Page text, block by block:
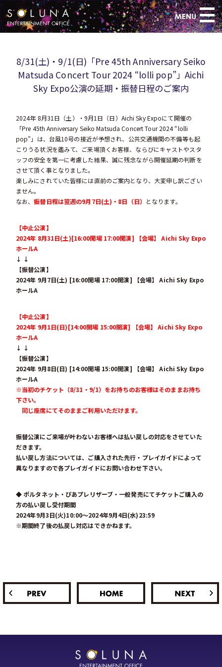
8/31(土)・9/1(日)「Pre 45th Anniversary Seiko
Matsuda Concert Tour 2024 “lolli pop”」Aichi
Sky Expo公演の延期・振替日程のご案内
2024年 8月31日（土）・9月1日（日）Aichi Sky Expoにて開催の
「Pre 45th Anniversary Seiko Matsuda Concert Tour 2024 “lolli
pop”」は、台風10号の接近が予想され、公共交通機関の不備等も起
こりうる状況を鑑みて、ご来場頂くお客様、ならびにキャストやスタ
ッフの安全を第一に考慮した結果、誠に残念ながら開催延期の判断を
させて頂く事となりました。
楽しみにされていた皆様には直前のご案内となり、大変申し訳ござい
ません。
なお、振替日程は翌週の9月7日(土)・8日（日） となります。
【中止公演】
2024年 8月31日(土)[16:00開場 17:00開演] 【会場】 Aichi Sky Expo
ホールA
↓ ↓
【振替公演】
2024年 9月7日(土) [16:00開場 17:00開演] 【会場】 Aichi Sky Expo
ホールA
【中止公演】
2024年 9月1日(日)[14:00開場 15:00開演] 【会場】 Aichi Sky Expo
ホールA
↓ ↓
【振替公演】
2024年 9月8日(日) [14:00開場 15:00開演] 【会場】 Aichi Sky Expo
ホールA
※当初のチケット（8/31・9/1）をお持ちのお客様はそのままお持ち
下さい。
同じ座席にてそのままご利用いただけます。
振替公演にご来場が叶わないお客様へは払い戻しの対応をさせていた
だきます。
払い戻し方法については、ご購入された先行・プレイガイドによって
異なりますので各プレイガイドにお問い合わせ下さい。
◆ ポルタネット・ぴあプレリザーブ・一般発売にてチケットご購入の
方の払い戻し受付期間
2024年9月3日(火)10:00～2024年9月4日(水)23:59
※期間終了後の払戻し対応はできかねます。
PREV HOME NEXT